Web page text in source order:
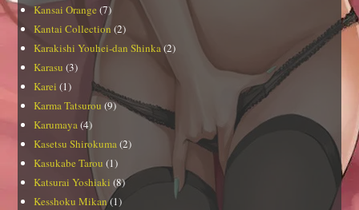
Kansai Orange (7)
Kantai Collection (2)
Karakishi Youhei-dan Shinka(2)
Karasu (3)
Karei (1)
Karma Tatsurou (9)
Karumaya(4)
Kasetsu Shirokuma(2)
Kasukabe Tarou (1)
Katsurai Yoshiaki (8)
Kesshoku Mikan(1)